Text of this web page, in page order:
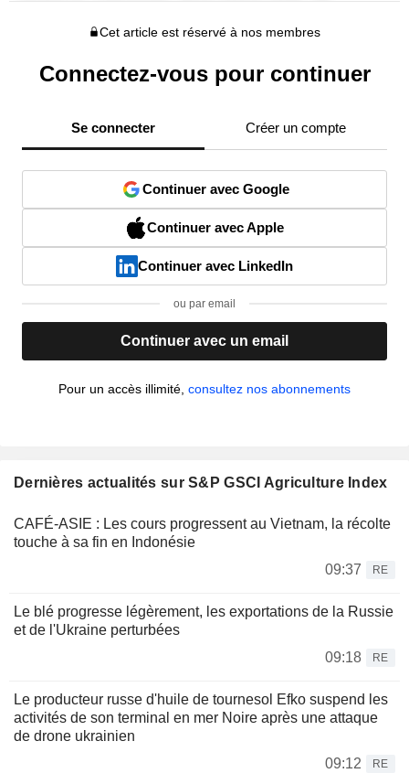
Cet article est réservé à nos membres
Connectez-vous pour continuer
Se connecter Créer un compte
Continuer avec Google
Continuer avec Apple
Continuer avec LinkedIn
ou par email
Continuer avec un email
Pour un accès illimité, consultez nos abonnements
Dernières actualités sur S&P GSCI Agriculture Index
CAFÉ-ASIE : Les cours progressent au Vietnam, la récolte
touche à sa fin en Indonésie
09:37
RE
Le blé progresse légèrement, les exportations de la Russie
et de l'Ukraine perturbées
09:18
RE
Le producteur russe d'huile de tournesol Efko suspend les
activités de son terminal en mer Noire après une attaque
de drone ukrainien
09:12
RE